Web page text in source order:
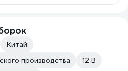
Китай
производства
12 В